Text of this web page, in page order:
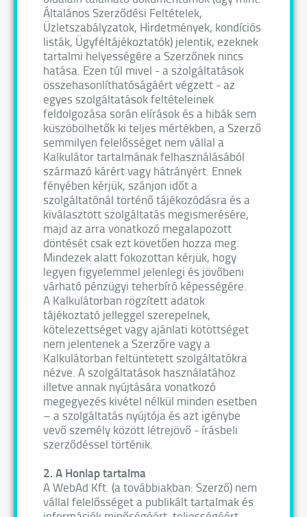
Általános Szerződési Feltételek,
Üzletszabályzatok, Hirdetmények, kondíciós
listák, Ügyféltájékoztatók) jelentik, ezeknek
tartalmi helyességére a Szerzőnek nincs
hatása. Ezen túl mivel - a szolgáltatások
összehasonlíthatóságáért végzett - az
egyes szolgáltatások feltételeinek
feldolgozása során elírások és a hibák sem
küszöbölhetők ki teljes mértékben, a Szerző
semmilyen felelősséget nem vállal a
Kalkulátor tartalmának felhasználásából
származó kárért vagy hátrányért. Ennek
fényében kérjük, szánjon időt a
szolgáltatónál történő tájékozódásra és a
kiválasztott szolgáltatás megismerésére,
majd az arra vonatkozó megalapozott
döntését csak ezt követően hozza meg.
Mindezek alatt fokozottan kérjük, hogy
legyen figyelemmel jelenlegi és jövőbeni
várható pénzügyi teherbíró képességére.
A Kalkulátorban rögzített adatok
tájékoztató jelleggel szerepelnek,
kötelezettséget vagy ajánlati kötöttséget
nem jelentenek a Szerzőre vagy a
Kalkulátorban feltüntetett szolgáltatókra
nézve. A szolgáltatások használatához
illetve annak nyújtására vonatkozó
megegyezés kivétel nélkül minden esetben
– a szolgáltatás nyújtója és azt igénybe
vevő személy között létrejövő - írásbeli
szerződéssel történik.
2. A Honlap tartalma
A WebAd Kft. (a továbbiakban: Szerző) nem
vállal felelősséget a publikált tartalmak és